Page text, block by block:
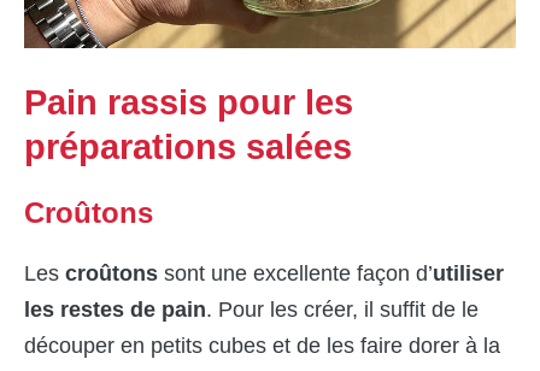
Pain rassis pour les
préparations salées
Croûtons
Les croûtons sont une excellente façon d’utiliser
les restes de pain. Pour les créer, il suffit de le
découper en petits cubes et de les faire dorer à la